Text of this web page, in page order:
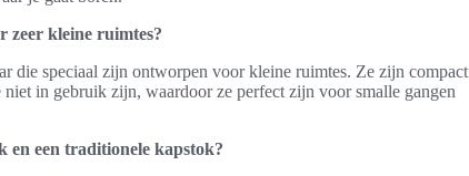
zeer kleine ruimtes?
die speciaal zijn ontworpen voor kleine ruimtes. Ze zijn compact
in gebruik zijn, waardoor ze perfect zijn voor smalle gangen
en een traditionele kapstok?